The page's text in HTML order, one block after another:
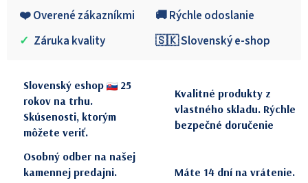
❤️ Overené zákazníkmi
🚚 Rýchle odoslanie
✓ Záruka kvality 🇸🇰 Slovenský e-shop
Slovenský eshop
25
rokov na trhu.
Skúsenosti, ktorým
môžete veriť.
Kvalitné produkty z
vlastného skladu. Rýchle
bezpečné doručenie
Osobný odber na našej
kamennej predajni.
Máte 14 dní na vrátenie.